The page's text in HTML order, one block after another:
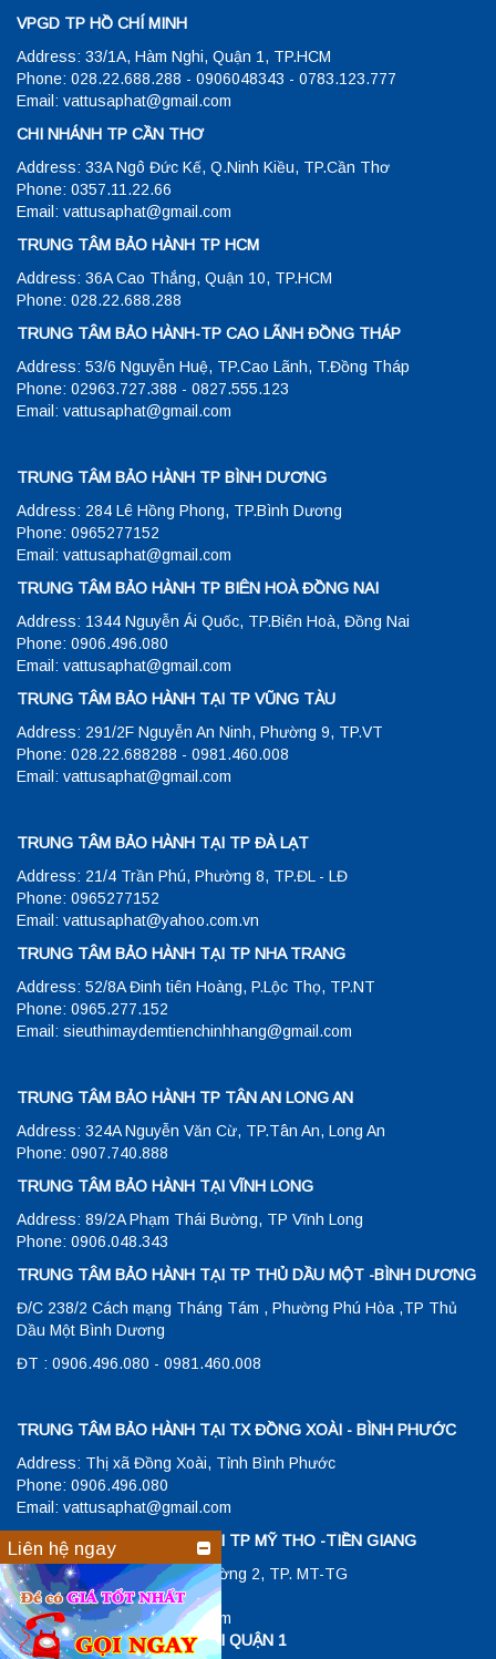
VPGD TP HỒ CHÍ MINH
Address: 33/1A, Hàm Nghi, Quận 1, TP.HCM
Phone: 028.22.688.288 - 0906048343 - 0783.123.777
Email: vattusaphat@gmail.com
CHI NHÁNH TP CẦN THƠ
Address: 33A Ngô Đức Kế, Q.Ninh Kiều, TP.Cần Thơ
Phone: 0357.11.22.66
Email: vattusaphat@gmail.com
TRUNG TÂM BẢO HÀNH TP HCM
Address: 36A Cao Thắng, Quận 10, TP.HCM
Phone: 028.22.688.288
TRUNG TÂM BẢO HÀNH-TP CAO LÃNH ĐỒNG THÁP
Address: 53/6 Nguyễn Huệ, TP.Cao Lãnh, T.Đồng Tháp
Phone: 02963.727.388 - 0827.555.123
Email: vattusaphat@gmail.com
TRUNG TÂM BẢO HÀNH TP BÌNH DƯƠNG
Address: 284 Lê Hồng Phong, TP.Bình Dương
Phone: 0965277152
Email: vattusaphat@gmail.com
TRUNG TÂM BẢO HÀNH TP BIÊN HOÀ ĐỒNG NAI
Address: 1344 Nguyễn Ái Quốc, TP.Biên Hoà, Đồng Nai
Phone: 0906.496.080
Email: vattusaphat@gmail.com
TRUNG TÂM BẢO HÀNH TẠI TP VŨNG TÀU
Address: 291/2F Nguyễn An Ninh, Phường 9, TP.VT
Phone: 028.22.688288 - 0981.460.008
Email: vattusaphat@gmail.com
TRUNG TÂM BẢO HÀNH TẠI TP ĐÀ LẠT
Address: 21/4 Trần Phú, Phường 8, TP.ĐL - LĐ
Phone: 0965277152
Email: vattusaphat@yahoo.com.vn
TRUNG TÂM BẢO HÀNH TẠI TP NHA TRANG
Address: 52/8A Đinh tiên Hoàng, P.Lộc Thọ, TP.NT
Phone: 0965.277.152
Email: sieuthimaydemtienchinhhang@gmail.com
TRUNG TÂM BẢO HÀNH TP TÂN AN LONG AN
Address: 324A Nguyễn Văn Cừ, TP.Tân An, Long An
Phone: 0907.740.888
TRUNG TÂM BẢO HÀNH TẠI VĨNH LONG
Address: 89/2A Phạm Thái Bường, TP Vĩnh Long
Phone: 0906.048.343
TRUNG TÂM BẢO HÀNH TẠI TP THỦ DẦU MỘT -BÌNH DƯƠNG
Đ/C 238/2 Cách mạng Tháng Tám , Phường Phú Hòa ,TP Thủ
Dầu Một Bình Dương
ĐT : 0906.496.080 - 0981.460.008
TRUNG TÂM BẢO HÀNH TẠI TX ĐỒNG XOÀI - BÌNH PHƯỚC
Address: Thị xã Đồng Xoài, Tỉnh Bình Phước
Phone: 0906.496.080
Email: vattusaphat@gmail.com
TRUNG TÂM BẢO HÀNH TẠI TP MỸ THO -TIỀN GIANG
Đ/C: 23/1 Hùng Vương , Phường 2, TP. MT-TG
ĐT: 0906048343
Email: vattusaphat@gmail.com
TRUNG TÂM BẢO HÀNH TẠI QUẬN 1
Liên hệ ngay